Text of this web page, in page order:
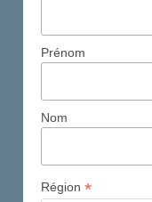
Prénom
Nom
Région*